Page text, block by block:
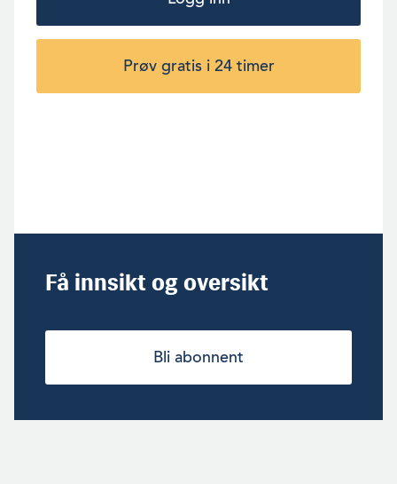
Prøv gratis i 24 timer
Få innsikt og oversikt
Bli abonnent